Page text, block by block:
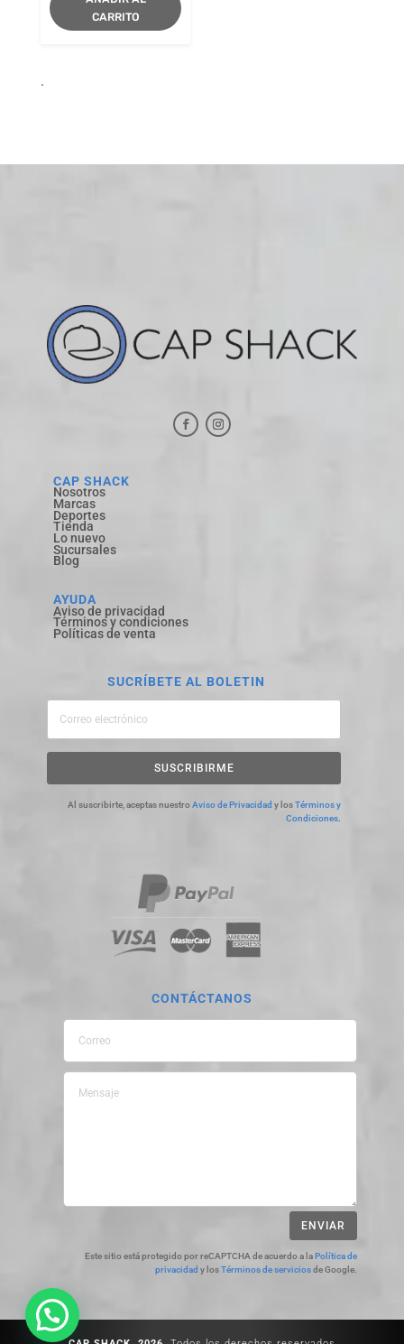
CARRITO
.
CAP SHACK
Nosotros
Marcas
Deportes
Tienda
Lo nuevo
Sucursales
Blog
AYUDA
Aviso de privacidad
Términos y condiciones
Políticas de venta
SUCRÍBETE AL BOLETIN
SUSCRIBIRME
Al suscribirte, aceptas nuestroAviso de Privacidad y losTérminos y
Condiciones
CONTÁCTANOS
ENVIAR
Este sitio está protegido por reCAPTCHA de acuerdo a laPolítica de
privacidad y losTérminos de serviciosde Google.